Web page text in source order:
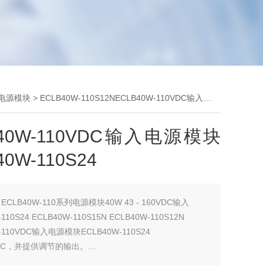
源模块 > ECLB40W-110S12NECLB40W-110VDC输入电源模块ECLB40W-110S24
110VDC输入电源模块
110S24
ECLB40W-110系列电源模块40W 43 - 160VDC输入
ECLB40W-110S15N ECLB40W-110S12N
输入电源模块ECLB40W-110S24
，并提供调节的输出。